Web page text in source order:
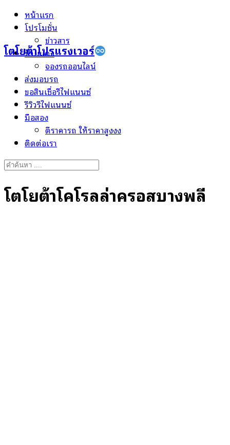
Skip
โตโยต้าโปรแรงเวอร์
หน้าแรก
โปรโมชั่น
ข่าวสาร
ป้ายแดง
จองรถออนไลน์
ส่งมอบรถ
ขอสินเชื่อรีไฟแนนซ์
รีวิวรีไฟแนนซ์
มือสอง
ตีราคารถ ให้ราคาสูงงง
ติดต่อเรา
Search
โตโยต้าโคโรลล่าครอสบางพลี